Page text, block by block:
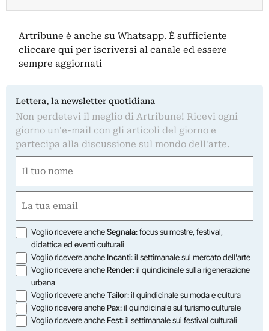
Artribune è anche su Whatsapp. È sufficiente
cliccare qui per iscriversi al canale ed essere
sempre aggiornati
Lettera, la newsletter quotidiana
Non perdetevi il meglio di Artribune! Ricevi ogni
giorno un'e-mail con gli articoli del giorno e
partecipa alla discussione sul mondo dell'arte.
(Required)
First
(Required)
Opzioni
Voglio ricevere ancheSegnala: focus su mostre, festival,
didattica ed eventi culturali
Voglio ricevere ancheIncanti: il settimanale sul mercato dell'arte
Voglio ricevere ancheRender: il quindicinale sulla rigenerazione
urbana
Voglio ricevere ancheTailor: il quindicinale su moda e cultura
Voglio ricevere anchePax: il quindicinale sul turismo culturale
Voglio ricevere ancheFest: il settimanale sui festival culturali